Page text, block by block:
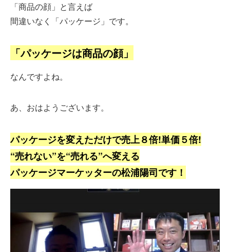
「商品の顔」と言えば
間違いなく「パッケージ」です。
「パッケージは商品の顔」
なんですよね。
あ、おはようございます。
パッケージを変えただけで売上８倍!単価５倍!
“売れない”を“売れる”へ変える
パッケージマーケッターの松浦陽司です！